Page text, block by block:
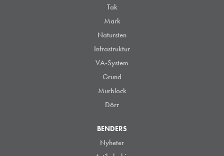
Tak
Mark
Natursten
Infrastruktur
VA-System
Grund
Murblock
Dörr
BENDERS
Nyheter